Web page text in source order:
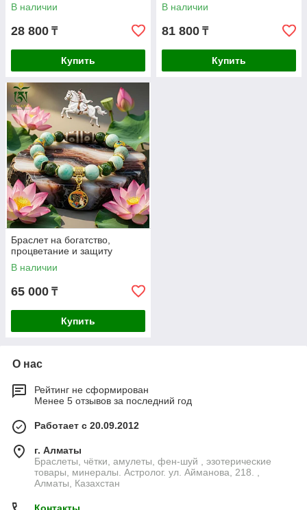
В наличии
28 800 ₸
Купить
В наличии
81 800 ₸
Купить
Браслет на богатство,
процветание и защиту
В наличии
65 000 ₸
Купить
О нас
Рейтинг не сформирован
Менее 5 отзывов за последний год
Работает с 20.09.2012
г. Алматы
Браслеты, чётки, амулеты, фен-шуй , эзотерические
товары, минералы. Астролог. ул. Айманова, 218. ,
Алматы, Казахстан